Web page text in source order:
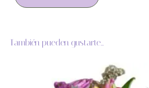
También pueden gustarte...